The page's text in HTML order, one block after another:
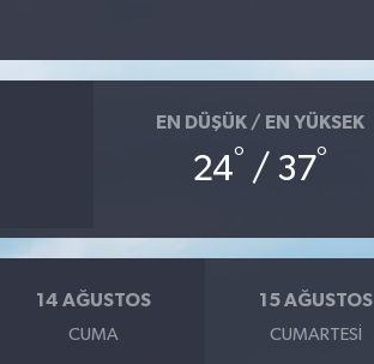
EN DÜŞÜK / EN YÜKSEK
24° / 37°
14 AĞUSTOS
CUMA
15 AĞUSTOS
CUMARTESI